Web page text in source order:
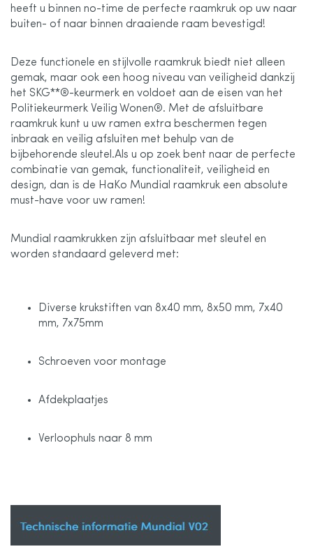
heeft u binnen no-time de perfecte raamkruk op uw naar
buiten- of naar binnen draaiende raam bevestigd!
Deze functionele en stijlvolle raamkruk biedt niet alleen
gemak, maar ook een hoog niveau van veiligheid dankzij
het SKG**®-keurmerk en voldoet aan de eisen van het
Politiekeurmerk Veilig Wonen®. Met de afsluitbare
raamkruk kunt u uw ramen extra beschermen tegen
inbraak en veilig afsluiten met behulp van de
bijbehorende sleutel.Als u op zoek bent naar de perfecte
combinatie van gemak, functionaliteit, veiligheid en
design, dan is de HaKo Mundial raamkruk een absolute
must-have voor uw ramen!
Mundial raamkrukken zijn afsluitbaar met sleutel en
worden standaard geleverd met:
Diverse krukstiften van 8x40 mm, 8x50 mm, 7x40
mm, 7x75mm
Schroeven voor montage
Afdekplaatjes
Verloophuls naar 8 mm